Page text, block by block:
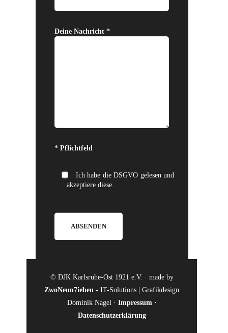
Deine Nachricht *
Bitte lasse dieses Feld leer.
* Pflichtfeld
Ich habe die DSGVO gelesen und
akzeptiere diese.
© DJK Karlsruhe-Ost 1921 e.V. · made by
ZwoNeun7ieben - IT-Solutions | Grafikdesign
Dominik Nagel · Impressum ·
Datenschutzerklärung